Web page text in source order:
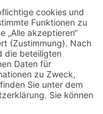
Limited